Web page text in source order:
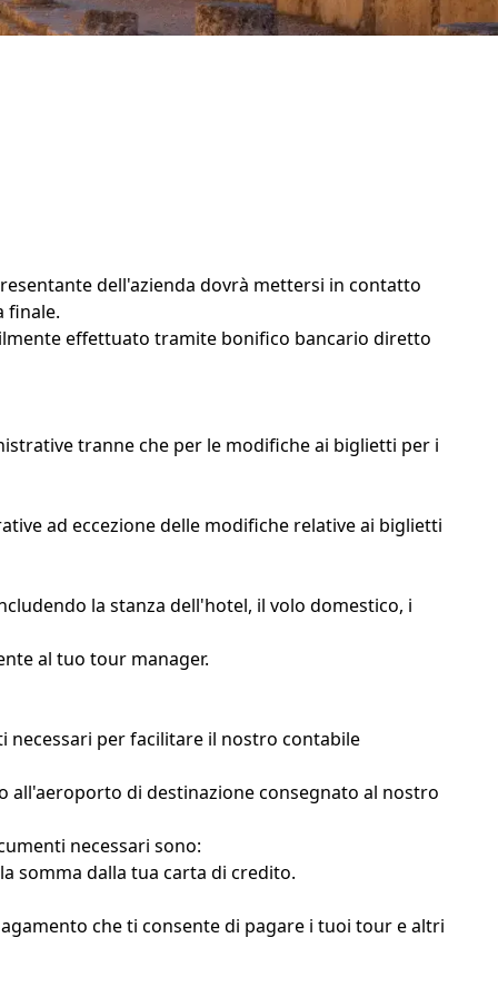
dell'azienda dovrà mettersi in contatto
finale.
effettuato tramite bonifico bancario diretto
tranne che per le modifiche ai biglietti per i
ad eccezione delle modifiche relative ai biglietti
la stanza dell'hotel, il volo domestico, i
al tuo tour manager.
necessari per facilitare il nostro contabile
all'aeroporto di destinazione consegnato al nostro
necessari sono:
somma dalla tua carta di credito.
che ti consente di pagare i tuoi tour e altri